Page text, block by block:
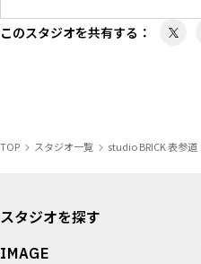
このスタジオを共有する ：
TOP スタジオ一覧 studio BRICK 表参道
スタジオを探す
IMAGE